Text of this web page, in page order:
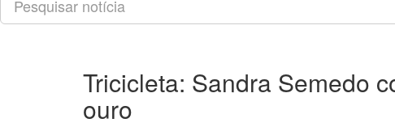
Tricicleta: Sandra Semedo
ouro